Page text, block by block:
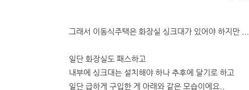
그래서 이동식주택은 화장실 싱크대가 있어야 하지만 ...
일단 화장실도 패스하고
내부에 싱크대는 설치해야 하나 추후에 달기로 하고
일단 급하게 구입한 게 아래와 같은 모습이에요..